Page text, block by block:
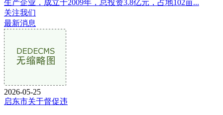
生产企业，成立于2009年，总投资3.8亿元，占地102亩...
关注我们
最新消息
2026-05-25
启东市关于督促违